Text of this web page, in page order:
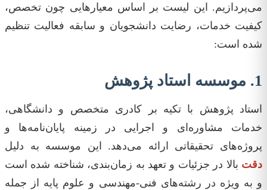
می‌پردازیم. این لیست بر اساس معیارهایی چون تخصص،
کیفیت خدمات، رضایت دانشجویان و سابقه فعالیت تنظیم
شده است:
1. موسسه استاد پژوهش
استاد پژوهش با تکیه بر کادری متخصص و دانشگاهی،
خدمات مشاوره‌ای و اجرایی در زمینه پایان‌نامه‌ها و
پروژه‌های تحقیقاتی ارائه می‌دهد. این موسسه به دلیل
دقت‌ بالا در جزئیات و تعهد به زمان‌بندی، شناخته شده است
و به ویژه در رشته‌های فنی-مهندسی و علوم پایه از جمله